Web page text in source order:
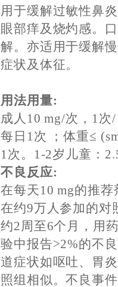
用于缓解过敏性鼻
眼部痒及烧灼感。
解。亦适用于缓解
症状及体征。
用法用量:
成人10 mg/次，1次
每日1次 ；体重≤
1次。1-2岁儿童：
不良反应:
在每天10 mg的推
在约9万人参加的对
约2周至6个月，用
验中报告>2%的不
道症状如呕吐、胃
照组相似。不良事